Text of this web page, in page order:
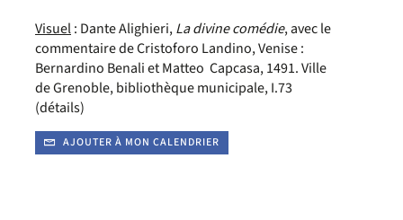
Visuel: Dante Alighieri,La divine comédie, avec le
commentaire de Cristoforo Landino, Venise :
Bernardino Benali et Matteo Capcasa, 1491. Ville
de Grenoble, bibliothèque municipale, I.73
(détails)
AJOUTER À MON CALENDRIER